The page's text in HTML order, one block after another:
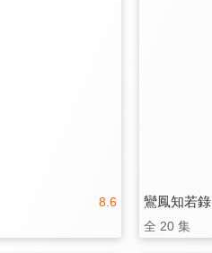
8.6 鸞鳳知若錄
全 20 集